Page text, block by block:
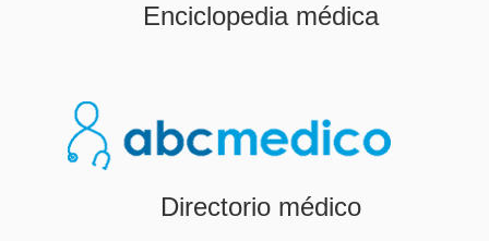
Enciclopedia médica
Directorio médico